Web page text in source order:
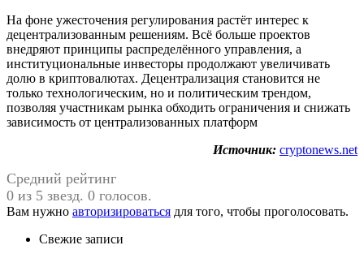
На фоне ужесточения регулирования растёт интерес к
децентрализованным решениям. Всё больше проектов
внедряют принципы распределённого управления, а
институциональные инвесторы продолжают увеличивать
долю в криптовалютах. Децентрализация становится не
только технологическим, но и политическим трендом,
позволяя участникам рынка обходить ограничения и снижать
зависимость от централизованных платформ
Источник: cryptonews.net
Средний рейтинг
0 из 5 звезд. 0 голосов.
Вам нужно авторизироваться для того, чтобы проголосовать.
Свежие записи